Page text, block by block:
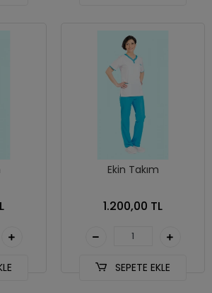
Ekin Takım
1.200,00 TL
SEPETE EKLE